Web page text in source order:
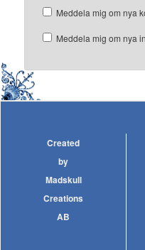
Meddela mig om nya
Meddela mig om nya
Created
by
Madskull
Creations
AB